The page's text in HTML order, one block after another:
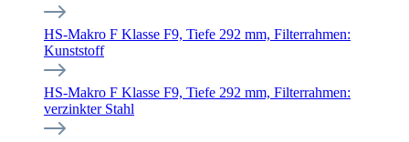
HS-Makro F Klasse F9, Tiefe 292 mm, Filterrahmen:
Kunststoff
HS-Makro F Klasse F9, Tiefe 292 mm, Filterrahmen:
verzinkter Stahl